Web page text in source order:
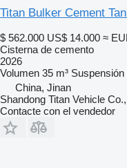
Titan Bulker Cement
$ 562.000 US$ 14.000 ≈
Cisterna de cemento
2026
Volumen 35 m³ Suspensión
China, Jinan
Shandong Titan Vehicle
Contacte con el vendedor